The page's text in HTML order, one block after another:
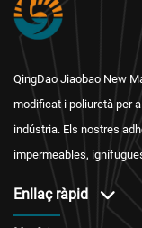
QingDao Jiaobao New
modificat i poliuretà per
indústria. Els nostres
impermeables,
Enllaç ràpid